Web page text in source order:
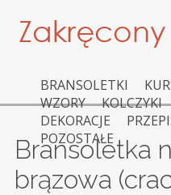
BRANSOLETKI
WZORY
KOLCZYKI
DEKORACJE
POZOSTAŁE
Bransoletka
brązowa